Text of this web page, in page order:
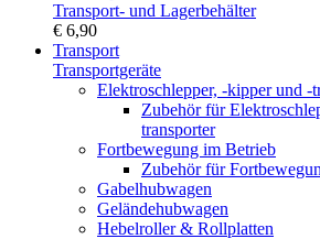
Transport- und Lagerbehälter
€ 6,90
Transport
Transportgeräte
Elektroschlepper, -kipper und -
Zubehör für
transporter
Fortbewegung im Betrieb
Zubehör für
Gabelhubwagen
Geländehubwagen
Hebelroller & Rollplatten